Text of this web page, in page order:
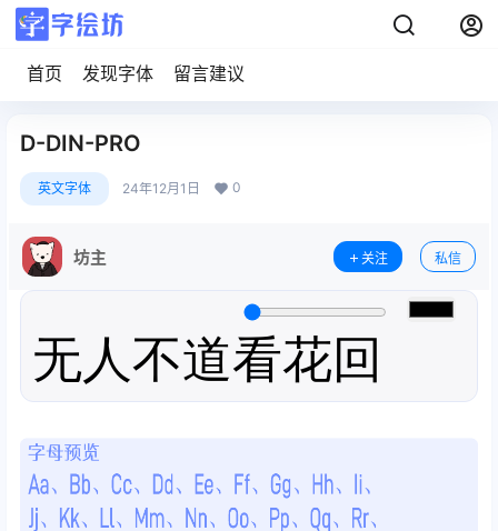
首页 发现字体 留言建议
D-DIN-PRO
英文字体 24年12月1日 0
坊主 关注 私信
无人不道看花回